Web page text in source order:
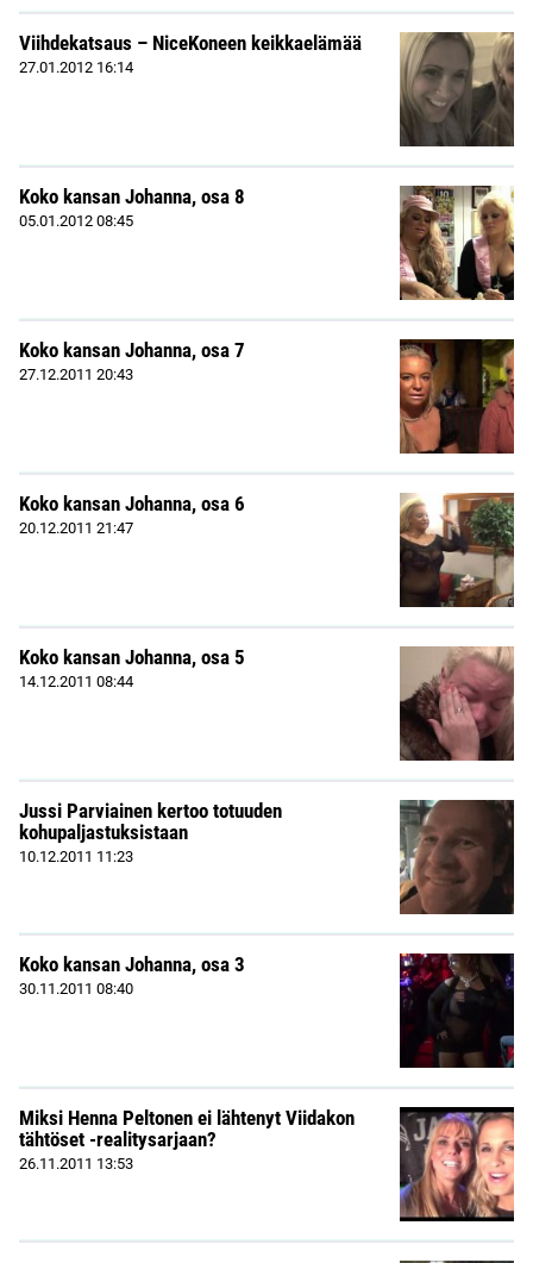
Viihdekatsaus – NiceKoneen keikkaelämää
27.01.2012 16:14
Koko kansan Johanna, osa 8
05.01.2012 08:45
Koko kansan Johanna, osa 7
27.12.2011 20:43
Koko kansan Johanna, osa 6
20.12.2011 21:47
Koko kansan Johanna, osa 5
14.12.2011 08:44
Jussi Parviainen kertoo totuuden
kohupaljastuksistaan
10.12.2011 11:23
Koko kansan Johanna, osa 3
30.11.2011 08:40
Miksi Henna Peltonen ei lähtenyt Viidakon
tähtöset -realitysarjaan?
26.11.2011 13:53